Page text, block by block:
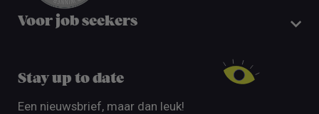
Voor job seekers
Stay up to date
Een nieuwsbrief, maar dan leuk!